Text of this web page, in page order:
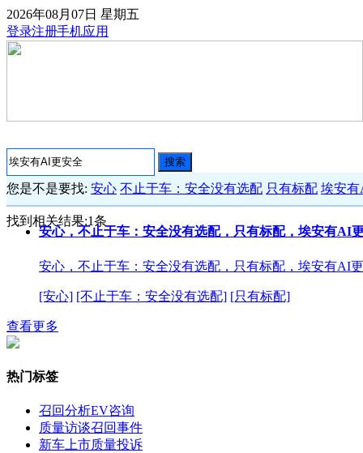
2026年08月07日 星期五
登录注册手机应用
搜索
您是不是要找: 安心 不止于车：安全没有选配 只有标配 埃安
找到相关结果:1条
安心，不止于车：安全没有选配，只有标配，埃安有AI
安心，不止于车：安全没有选配，只有标配，埃安有AI
[安心] [不止于车：安全没有选配] [只有标配]
查看更多
热门标签
召回分析EV咨询
质量访谈召回事件
新车上市质量投诉